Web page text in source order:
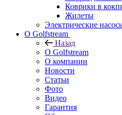
Коврики в
Жилеты
Электрические
О Golfstream
Назад
О Golfstream
О компании
Новости
Статьи
Фото
Видео
Гарантия